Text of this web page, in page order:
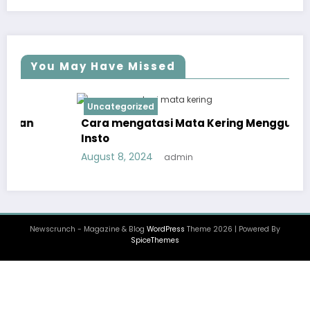
You May Have Missed
Uncategorized
Cara mengatasi Mata Kering Menggunakan
August 8, 2024 admin
Newscrunch - Magazine & Blog WordPress Theme 2026 | Powered By
SpiceThemes